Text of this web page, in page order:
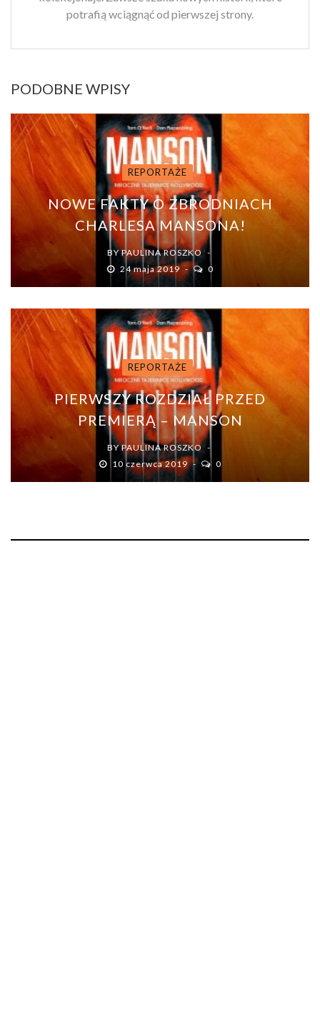
potrafią wciągnąć od pierwszej strony.
PODOBNE WPISY
REPORTAŻE
NOWE FAKTY O ZBRODNIACH
CHARLESA MANSONA!
BYPAULINA ROSZKO
24 maja 2019
0
REPORTAŻE
PIERWSZY ROZDZIAŁ PRZED
PREMIERĄ – MANSON
BYPAULINA ROSZKO
10 czerwca 2019
0